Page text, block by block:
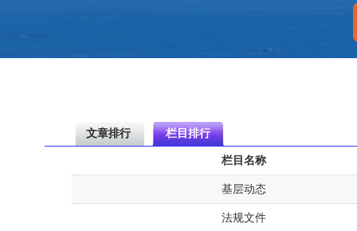
文章排行 栏目排行
栏目名称
基层动态
法规文件